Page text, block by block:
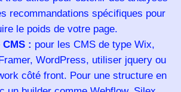
recommandations spécifiques pour
le poids de votre page.
: pour les CMS de type Wix,
WordPress, utiliser jquery ou
côté front. Pour une structure en